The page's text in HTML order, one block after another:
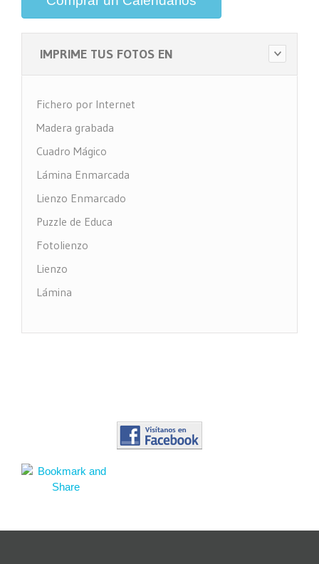
IMPRIME TUS FOTOS EN
Fichero por Internet
Madera grabada
Cuadro Mágico
Lámina Enmarcada
Lienzo Enmarcado
Puzzle de Educa
Fotolienzo
Lienzo
Lámina